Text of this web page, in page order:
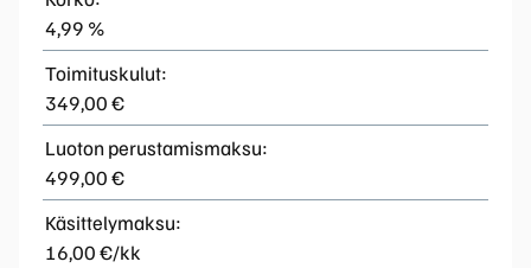
4,99 %
Toimituskulut:
349,00 €
Luoton perustamismaksu:
499,00 €
Käsittelymaksu:
16,00 €/kk